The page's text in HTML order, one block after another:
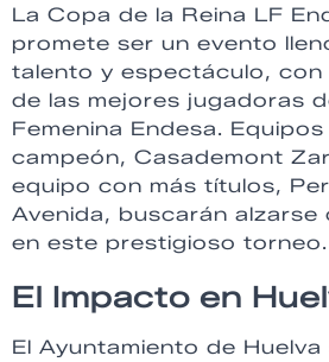
La Copa de la Reina LF
promete ser un evento
talento y espectáculo, con
de las mejores jugadoras
Femenina Endesa.
campeón, Casademont
equipo con más títulos,
Avenida, buscarán alzarse
en este prestigioso torneo.
El Impacto en
El Ayuntamiento de Huelva